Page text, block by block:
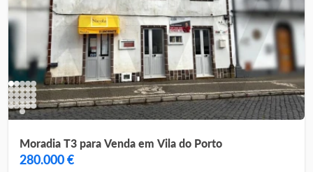
Moradia T3 para Venda em Vila do Porto
280.000 €